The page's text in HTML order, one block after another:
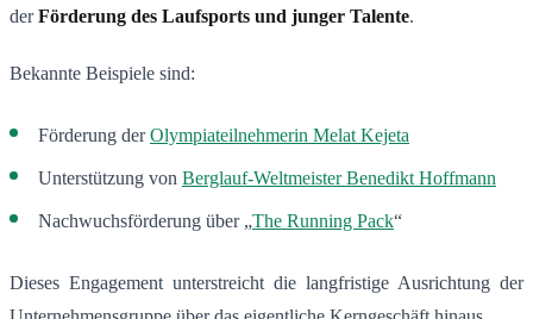
derFörderung des Laufsports und junger Talente.
Bekannte Beispiele sind:
Förderung derOlympiateilnehmerin Melat Kejeta
Unterstützung von Berglauf-WeltmeisterBenedikt Hoffmann
Nachwuchsförderung über „The Running Pack“
Dieses Engagement unterstreicht die langfristige Ausrichtung der